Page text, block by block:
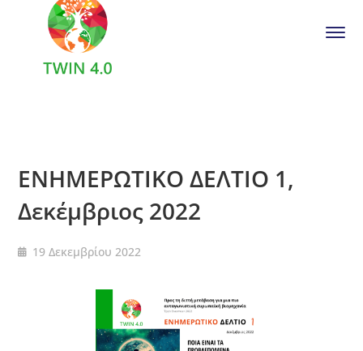
ΕΝΗΜΕΡΩΤΙΚΟ ΔΕΛΤΙΟ 1,
Δεκέμβριος 2022
19 Δεκεμβρίου 2022